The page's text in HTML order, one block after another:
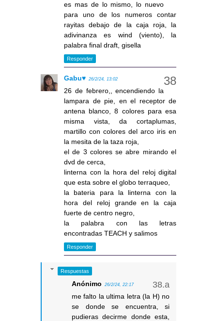
es mas de lo mismo, lo nuevo
para uno de los numeros contar
rayitas debajo de la caja roja, la
adivinanza es wind (viento), la
palabra final draft, gisella
Responder
Gabu♥ 26/2/24, 13:02
26 de febrero,, encendiendo la
lampara de pie, en el receptor de
antena blanco, 8 colores para esa
misma vista, da cortaplumas,
martillo con colores del arco iris en
la mesita de la taza roja,
el de 3 colores se abre mirando el
dvd de cerca,
linterna con la hora del reloj digital
que esta sobre el globo terraqueo,
la bateria para la linterna con la
hora del reloj grande en la caja
fuerte de centro negro,
la palabra con las letras
encontradas TEACH y salimos
Responder
Respuestas
Anónimo 26/2/24, 22:17
me falto la ultima letra (la H) no
se donde se encuentra, si
pudieras decirme donde esta,